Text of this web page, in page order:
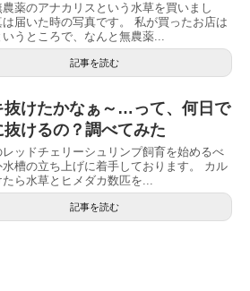
薬のアナカリスという水草を買いまし
は届いた時の写真です。 私が買ったお店は
うところで、なんと無農薬...
記事を読む
抜けたかなぁ～…って、何日で
抜けるの？調べてみた
レッドチェリーシュリンプ飼育を始めるべ
水槽の立ち上げに着手しております。 カル
たら水草とヒメダカ数匹を...
記事を読む